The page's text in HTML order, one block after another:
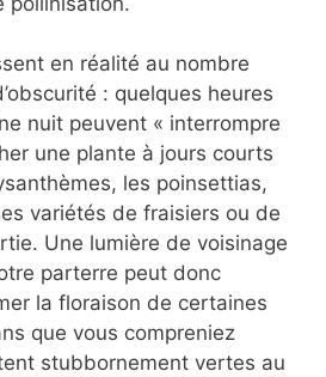
en réalité au nombre
: quelques heures
nuit peuvent « interrompre
une plante à jours courts
les poinsettias,
variétés de fraisiers ou de
Une lumière de voisinage
parterre peut donc
la floraison de certaines
que vous compreniez
stubbornement vertes au